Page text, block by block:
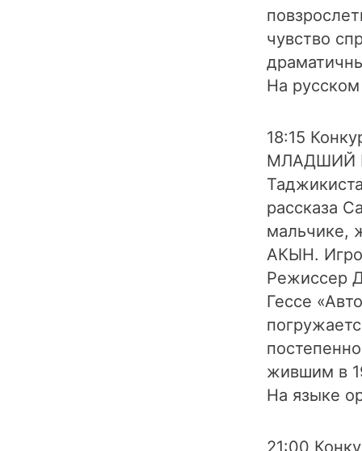
чувство
На
18:15
МЛАДШИЙ
рассказа
мальчике,
АКЫН.
Режиссер
Гессе
жившим в
На языке
21:00